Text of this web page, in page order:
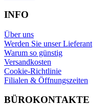
INFO
Über uns
Werden Sie unser Lieferant
Warum so günstig
Versandkosten
Cookie-Richtlinie
Filialen & Öffnungszeiten
BÜROKONTAKTE